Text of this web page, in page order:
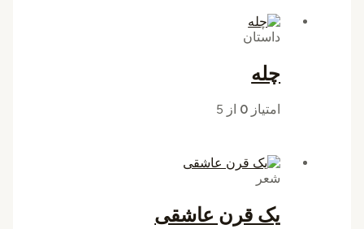
داستان
چله
امتیاز 0 از 5
شعر
یک قرن عاشقی